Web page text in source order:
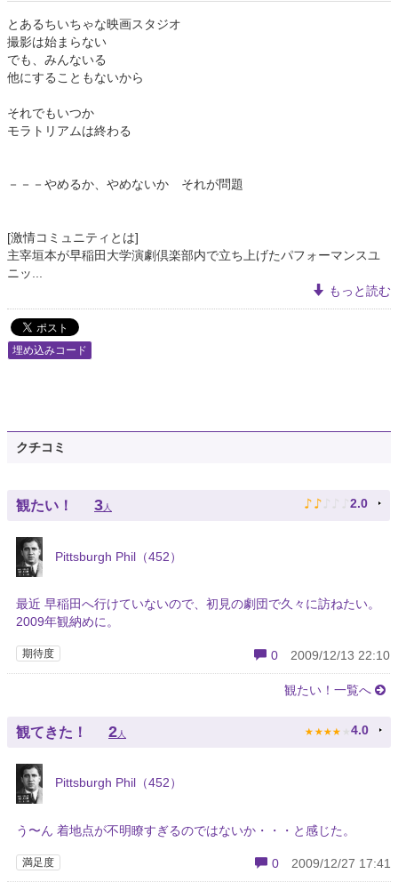
とあるちいちゃな映画スタジオ
撮影は始まらない
でも、みんないる
他にすることもないから
それでもいつか
モラトリアムは終わる
－－－やめるか、やめないか それが問題
[激情コミュニティとは]
主宰垣本が早稲田大学演劇倶楽部内で立ち上げたパフォーマンスユ
ニッ...
もっと読む
埋め込みコード
クチコミ
観たい！ 3人 ♪ ♪ ♪ ♪ ♪ 2.0
Pittsburgh Phil（452）
最近 早稲田へ行けていないので、初見の劇団で久々に訪ねたい。
2009年観納めに。
期待度 0 2009/12/13 22:10
観たい！一覧へ
観てきた！ 2 人 ★ ★ ★ ★ ★ 4.0
Pittsburgh Phil（452）
う〜ん 着地点が不明瞭すぎるのではないか・・・と感じた。
満足度 0 2009/12/27 17:41